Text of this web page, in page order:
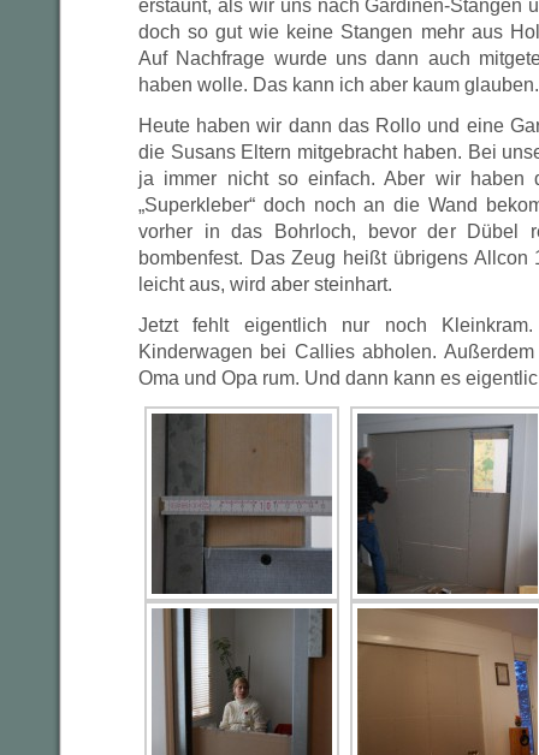
erstaunt, als wir uns nach Gardinen-Stangen
doch so gut wie keine Stangen mehr aus
Auf Nachfrage wurde uns dann auch
haben wolle. Das kann ich aber kaum glauben.
Heute haben wir dann das Rollo und eine
die Susans Eltern mitgebracht haben. Bei
ja immer nicht so einfach. Aber wir haben
„Superkleber“ doch noch an die Wand
vorher in das Bohrloch, bevor der Dübel
bombenfest. Das Zeug heißt übrigens Allcon
leicht aus, wird aber steinhart.
Jetzt fehlt eigentlich nur noch
Kinderwagen bei Callies abholen.
Oma und Opa rum. Und dann kann es